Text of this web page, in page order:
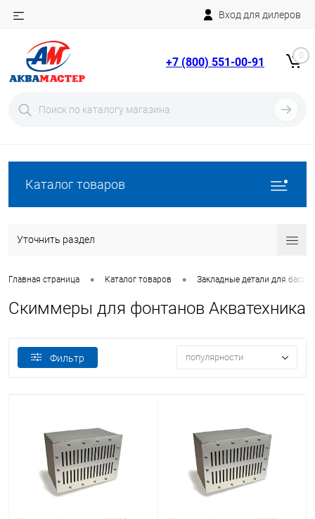
Вход для дилеров
+7 (800) 551-00-91 0
Каталог товаров
Уточнить раздел
Главная страница • Каталог товаров • Закладные детали для
Скиммеры для фонтанов Акватехника
Фильтр популярности